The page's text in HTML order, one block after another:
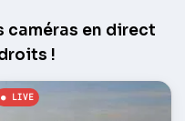
caméras en direct
!